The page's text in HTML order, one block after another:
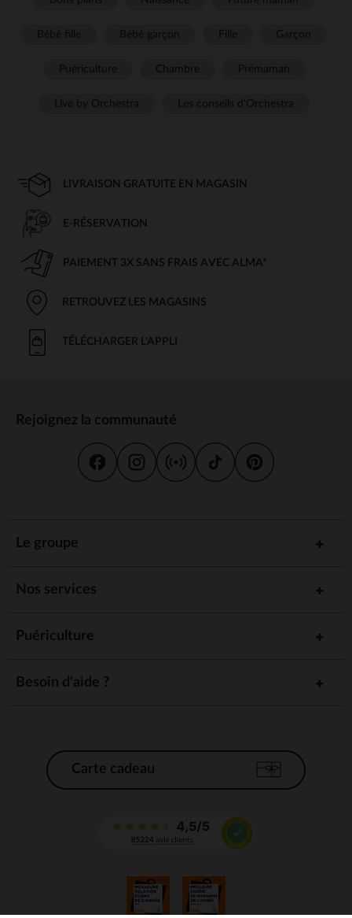
LIVRAISON GRATUITE EN MAGASIN
E-RÉSERVATION
PAIEMENT 3X SANS FRAIS AVEC ALMA*
RETROUVEZ LES MAGASINS
TÉLÉCHARGER L'APPLI
Rejoignez la communauté
Le groupe
Nos services
Puériculture
Besoin d'aide ?
Carte cadeau